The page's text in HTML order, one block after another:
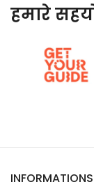
हमारे
INFORMATIONS